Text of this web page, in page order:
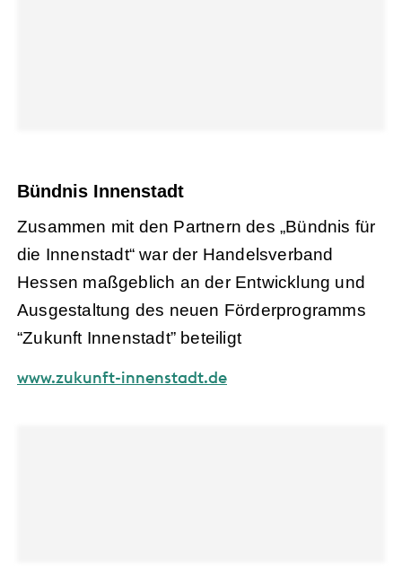
Bündnis Innenstadt
Zusammen mit den Partnern des „Bündnis für
die Innenstadt“ war der Handelsverband
Hessen maßgeblich an der Entwicklung und
Ausgestaltung des neuen Förderprogramms
“Zukunft Innenstadt” beteiligt
www.zukunft-innenstadt.de